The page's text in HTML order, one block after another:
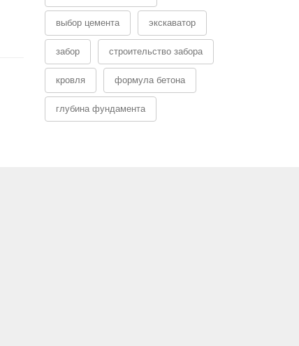
выбор цемента экскаватор
забор строительство забора
кровля формула бетона
глубина фундамента